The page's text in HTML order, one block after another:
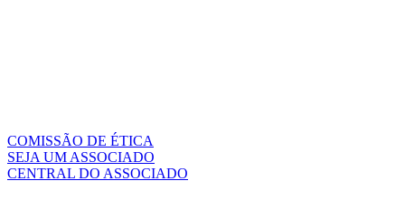
COMISSÃO DE ÉTICA
SEJA UM ASSOCIADO
CENTRAL DO ASSOCIADO